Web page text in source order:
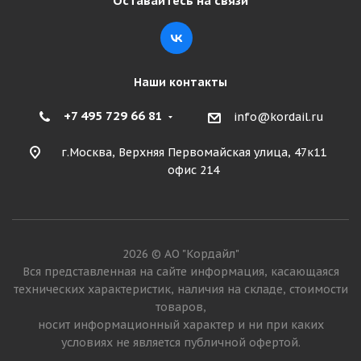
Много
Подробнее
Наши контакты
+7 495 729 66 81 info@kordail.ru
г.Москва, Верхняя Первомайская улица, 47к11
офис 214
2026 © АО "Кордайл"
Вся представленная на сайте информация, касающаяся
технических характеристик, наличия на складе, стоимости
товаров,
носит информационный характер и ни при каких
условиях не является публичной офертой.